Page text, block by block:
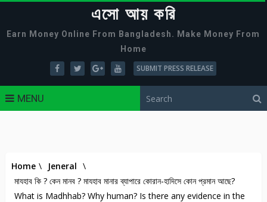
এসো আয় করি
Earn Money Online From Bangladesh. Make Money From
Home
SUBMIT PRESS RELEASE
MENU
Home \ Jeneral \
মাযহাব কি ? কেন মানব ? মাযহাব মানার ব্যাপারে কোরান-হাদিসে কোন প্রমান আছে?
What is Madhhab? Why human? Is there any evidence in the